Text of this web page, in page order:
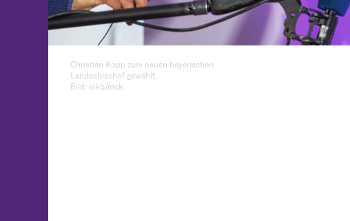
Christian Kopp zum neuen bayerischen
Landesbischof gewählt.
Bild: elkb/mck